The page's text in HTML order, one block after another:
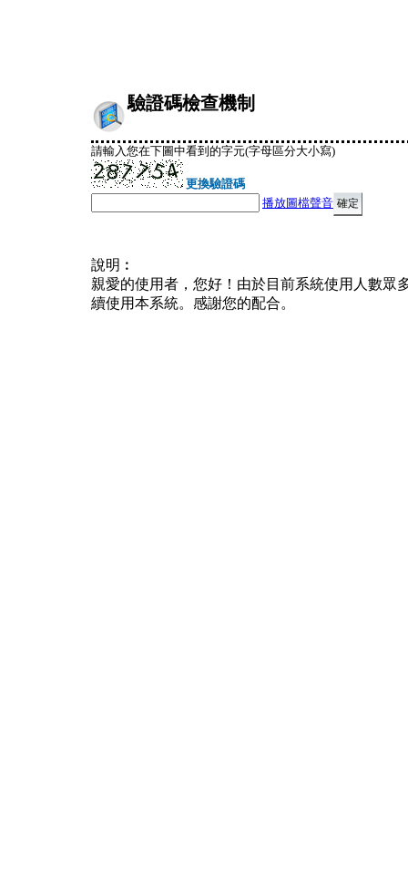
驗證碼檢查機制
請輸入您在下圖中看到的字元(字母區分大小寫)
更換驗證碼
播放圖檔聲音
說明︰
親愛的使用者，您好！由於目前系統使用人數眾
續使用本系統。感謝您的配合。